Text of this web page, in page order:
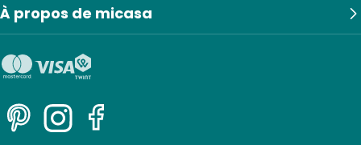
À propos de micasa
PinterestInstagramFacebook